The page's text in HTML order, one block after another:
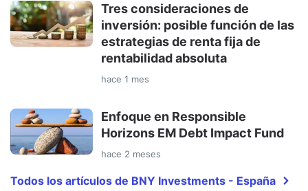
Tres consideraciones de
inversión: posible función de las
estrategias de renta fija de
rentabilidad absoluta
hace 1 mes
Enfoque en Responsible
Horizons EM Debt Impact Fund
hace 2 meses
Todos los artículos de BNY Investments - España